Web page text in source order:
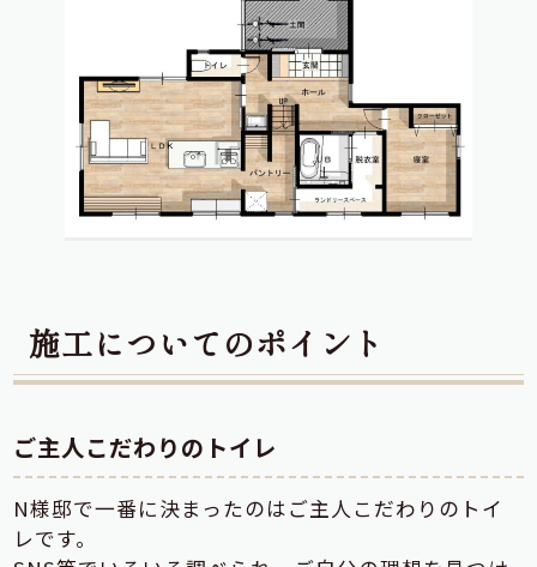
施工についてのポイント
ご主人こだわりのトイレ
N様邸で一番に決まったのはご主人こだわりのトイ
レです。